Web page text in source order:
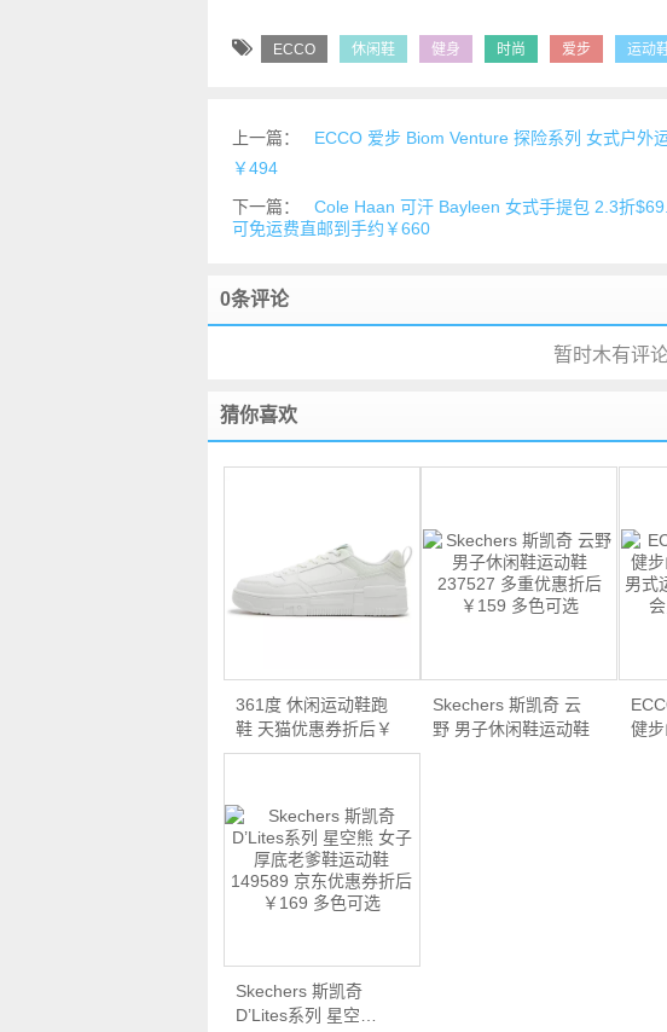
ECCO 休闲鞋 健身 时尚 爱步 运动
上一篇：
ECCO 爱步 Biom Venture 探险系列 女式户外
￥494
下一篇：
Cole Haan 可汗 Bayleen 女式手提包 2.3折
可免运费直邮到手约￥660
0条评论
暂时木有评
猜你喜欢
361度 休闲运动鞋跑
鞋 天猫优惠券折后￥
7…
Skechers 斯凯奇 云
野 男子休闲鞋运动鞋
健
Skechers 斯凯奇
D’Lites系列 星空…